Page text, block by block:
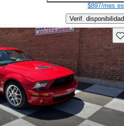
$897/mes
Verif. disponibilidad